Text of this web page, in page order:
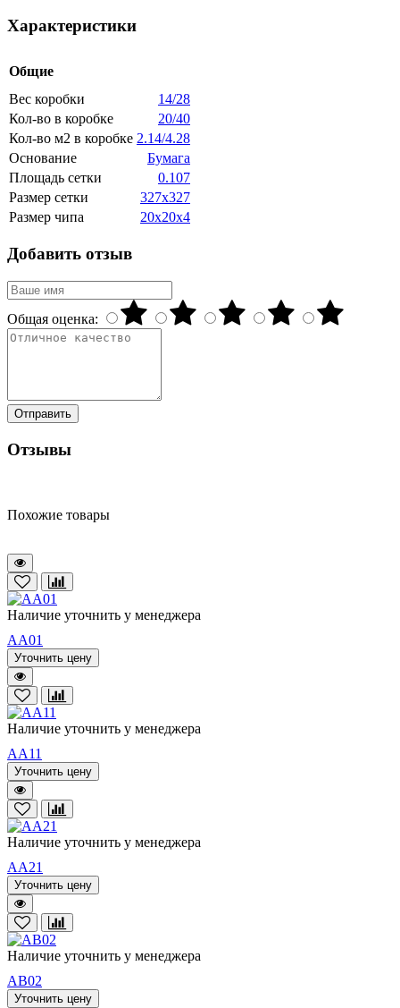
Характеристики
Общие
Вес коробки
14/28
Кол-во в коробке
20/40
Кол-во м2 в коробке 2.14/4.28
Основание
Бумага
Площадь сетки
0.107
Размер сетки
327x327
Размер чипа
20x20x4
Добавить отзыв
Общая оценка:
Отправить
Отзывы
Похожие товары
Наличие уточнить у менеджера
AA01
Уточнить цену
Наличие уточнить у менеджера
AA11
Уточнить цену
Наличие уточнить у менеджера
AA21
Уточнить цену
Наличие уточнить у менеджера
AB02
Уточнить цену